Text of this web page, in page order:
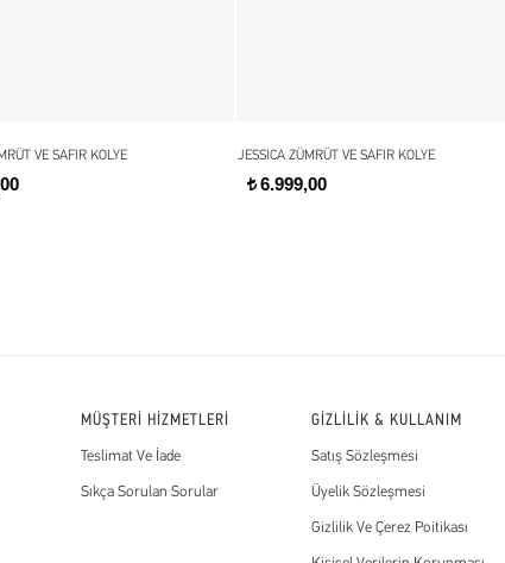
VE SAFIR KOLYE JESSICA ZÜMRÜT VE SAFIR KOLYE
t6.999,00
MÜŞTERİ HİZMETLERİ
Teslimat Ve İade
Sıkça Sorulan Sorular
GİZLİLİK & KULLANIM
Satış Sözleşmesi
Üyelik Sözleşmesi
Gizlilik Ve Çerez Poitikası